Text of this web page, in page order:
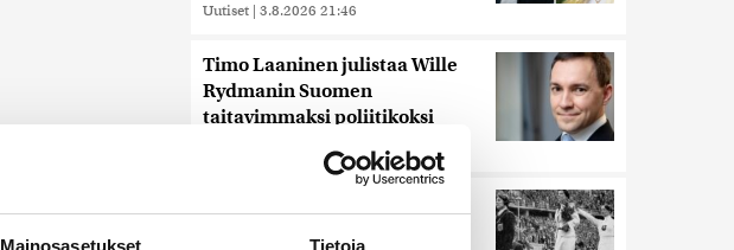
Mainosasetukset Tietoja
Uutiset | 3.8.2026 21:46
Timo Laaninen julistaa Wille
Rydmanin Suomen
taitavimmaksi poliitikoksi
7.8.2026 18:09